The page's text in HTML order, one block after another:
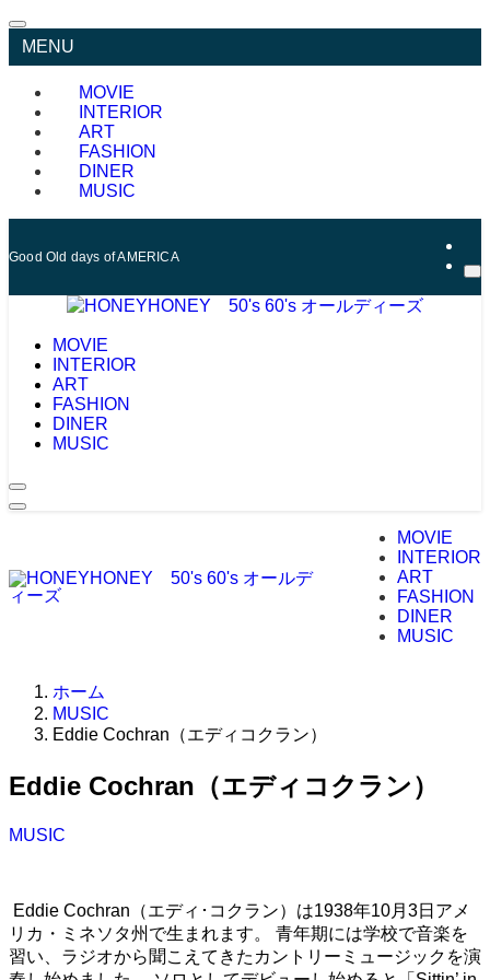
MENU
MOVIE
INTERIOR
ART
FASHION
DINER
MUSIC
Good Old days of AMERICA
MOVIE
INTERIOR
ART
FASHION
DINER
MUSIC
MOVIE
INTERIOR
ART
FASHION
DINER
MUSIC
ホーム
MUSIC
Eddie Cochran（エディコクラン）
Eddie Cochran（エディコクラン）
MUSIC
Eddie Cochran（エディ･コクラン）は1938年10月3日アメ
リカ・ミネソタ州で生まれます。 青年期には学校で音楽を
習い、ラジオから聞こえてきたカントリーミュージックを演